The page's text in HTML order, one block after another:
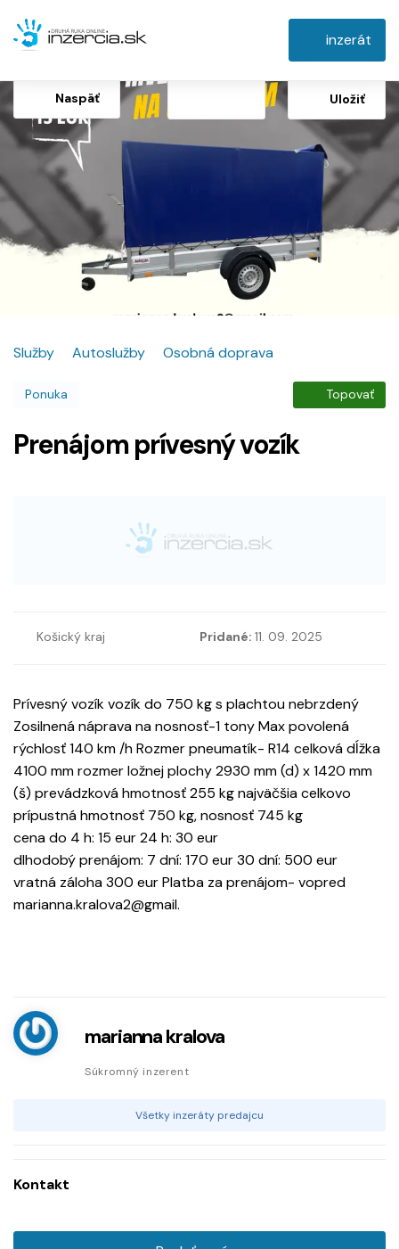
inzerát
Naspäť Uložiť
Služby Autoslužby Osobná doprava
Ponuka Topovať
Prenájom prívesný vozík
Košický kraj Pridané: 11. 09. 2025
Prívesný vozík vozík do 750 kg s plachtou nebrzdený
Zosilnená náprava na nosnosť-1 tony Max povolená
rýchlosť 140 km /h Rozmer pneumatík- R14 celková dĺžka
4100 mm rozmer ložnej plochy 2930 mm (d) x 1420 mm
(š) prevádzková hmotnosť 255 kg najväčšia celkovo
prípustná hmotnosť 750 kg, nosnosť 745 kg
cena do 4 h: 15 eur 24 h: 30 eur
dlhodobý prenájom: 7 dní: 170 eur 30 dní: 500 eur
vratná záloha 300 eur Platba za prenájom- vopred
marianna.kralova2@gmail.
marianna kralova
Súkromný inzerent
Všetky inzeráty predajcu
Kontakt